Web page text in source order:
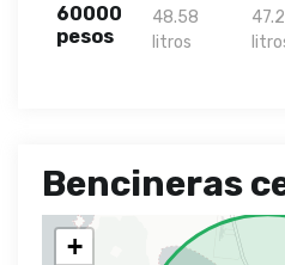
60000
pesos
48.58
litros
Bencineras
+